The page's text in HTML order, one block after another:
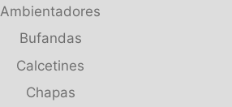
Ambientadores
Bufandas
Calcetines
Chapas